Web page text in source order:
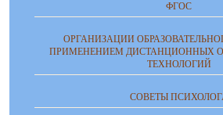
ФГОС
ОРГАНИЗАЦИИ
ПРИМЕНЕНИЕМ ДИСТАНЦИОННЫХ
ТЕХНОЛОГИЙ
СОВЕТЫ